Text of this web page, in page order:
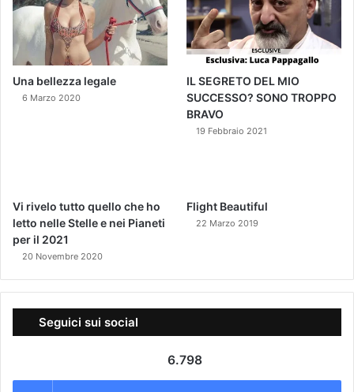
Una bellezza legale
6 Marzo 2020
IL SEGRETO DEL MIO
SUCCESSO? SONO TROPPO
BRAVO
19 Febbraio 2021
Vi rivelo tutto quello che ho
letto nelle Stelle e nei Pianeti
per il 2021
20 Novembre 2020
Flight Beautiful
22 Marzo 2019
Seguici sui social
6.798